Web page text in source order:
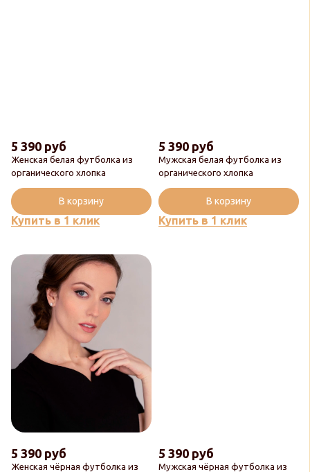
Женская белая футболка из
органического хлопка
5 390 руб
Купить в 1 клик
В корзину
Мужская белая футболка из
органического хлопка
5 390 руб
Купить в 1 клик
В корзину
Женская чёрная футболка из
5 390 руб
Мужская чёрная футболка из
5 390 руб